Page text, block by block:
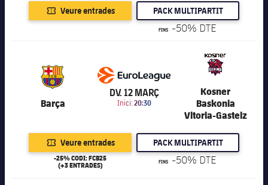
Veure entrades PACK MULTIPARTIT
FINS -50% DTE
Barça
6.201
DV. 12 MARÇ
Inici: 20:30
Kosner
Baskonia
Vitoria-Gasteiz
Veure entrades
-25% CODI: FCB25
(+3 ENTRADES)
PACK MULTIPARTIT
FINS -50% DTE